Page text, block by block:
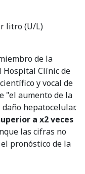
litro (U/L)
de la
Hospital Clínic de
y vocal de
"el aumento de la
hepatocelular.
a x2 veces
las cifras no
pronóstico de la